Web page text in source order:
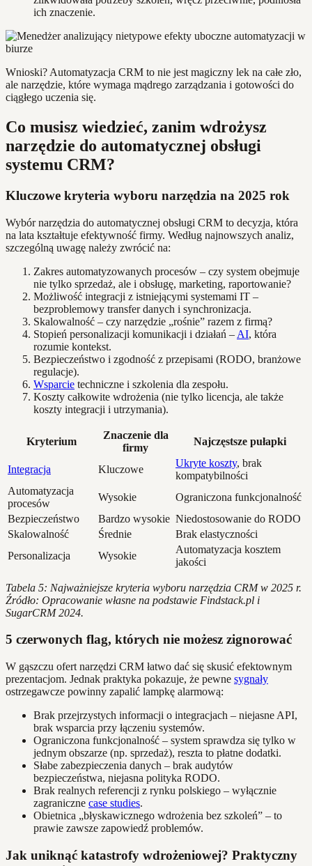
ich znaczenie.
Wnioski? Automatyzacja CRM to nie jest magiczny lek na całe zło,
ale narzędzie, które wymaga mądrego zarządzania i gotowości do
ciągłego uczenia się.
Co musisz wiedzieć, zanim wdrożysz
narzędzie do automatycznej obsługi
systemu CRM?
Kluczowe kryteria wyboru narzędzia na 2025 rok
Wybór narzędzia do automatycznej obsługi CRM to decyzja, która
na lata kształtuje efektywność firmy. Według najnowszych analiz,
szczególną uwagę należy zwrócić na:
Zakres automatyzowanych procesów – czy system obejmuje
nie tylko sprzedaż, ale i obsługę, marketing, raportowanie?
Możliwość integracji z istniejącymi systemami IT –
bezproblemowy transfer danych i synchronizacja.
Skalowalność – czy narzędzie „rośnie” razem z firmą?
Stopień personalizacji komunikacji i działań – AI, która
rozumie kontekst.
Bezpieczeństwo i zgodność z przepisami (RODO, branżowe
regulacje).
Wsparcie techniczne i szkolenia dla zespołu.
Koszty całkowite wdrożenia (nie tylko licencja, ale także
koszty integracji i utrzymania).
Kryterium
Znaczenie dla
firmy
Najczęstsze pułapki
Integracja Kluczowe
Ukryte koszty, brak
kompatybilności
Automatyzacja
procesów
Wysokie
Ograniczona funkcjonalność
Bezpieczeństwo
Bardzo wysokie Niedostosowanie do RODO
Skalowalność
Średnie
Brak elastyczności
Personalizacja
Wysokie
Automatyzacja kosztem
jakości
Tabela 5: Najważniejsze kryteria wyboru narzędzia CRM w 2025 r.
Źródło: Opracowanie własne na podstawie Findstack.pl i
SugarCRM 2024.
5 czerwonych flag, których nie możesz zignorować
W gąszczu ofert narzędzi CRM łatwo dać się skusić efektownym
prezentacjom. Jednak praktyka pokazuje, że pewne sygnały
ostrzegawcze powinny zapalić lampkę alarmową:
Brak przejrzystych informacji o integracjach – niejasne API,
brak wsparcia przy łączeniu systemów.
Ograniczona funkcjonalność – system sprawdza się tylko w
jednym obszarze (np. sprzedaż), reszta to płatne dodatki.
Słabe zabezpieczenia danych – brak audytów
bezpieczeństwa, niejasna polityka RODO.
Brak realnych referencji z rynku polskiego – wyłącznie
zagraniczne case studies.
Obietnica „błyskawicznego wdrożenia bez szkoleń” – to
prawie zawsze zapowiedź problemów.
Jak uniknąć katastrofy wdrożeniowej? Praktyczny